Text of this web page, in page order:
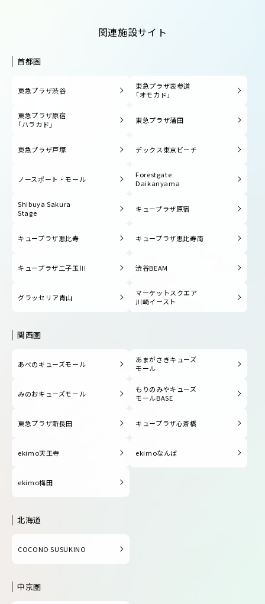
関連施設サイト
首都圏
東急プラザ渋谷
東急プラザ表参道
「オモカド」
東急プラザ原宿
「ハラカド」
東急プラザ蒲田
東急プラザ戸塚 デックス東京ビーチ
ノースポート・モール
Forestgate
Daikanyama
Shibuya Sakura
Stage
キュープラザ原宿
キュープラザ恵比寿 キュープラザ恵比寿南
キュープラザ二子玉川 渋谷BEAM
グラッセリア青山
マーケットスクエア
川崎イースト
関西圏
あべのキューズモール
あまがさきキューズ
モール
みのおキューズモール
もりのみやキューズ
モールBASE
東急プラザ新長田 キュープラザ心斎橋
ekimo天王寺 ekimoなんば
ekimo梅田
北海道
COCONO SUSUKINO
中京圏